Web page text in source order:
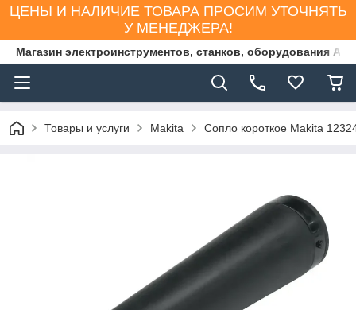
ЦЕНЫ И НАЛИЧИЕ ТОВАРА ПРОСИМ УТОЧНЯТЬ
У МЕНЕДЖЕРА!
Магазин электроинструментов, станков, оборудования
Товары и услуги Makita Сопло короткое Makita